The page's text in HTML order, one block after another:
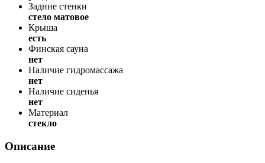
Задние стенки
стело матовое
Крыша
есть
Финская сауна
нет
Наличие гидромассажа
нет
Наличие сиденья
нет
Материал
стекло
Описание